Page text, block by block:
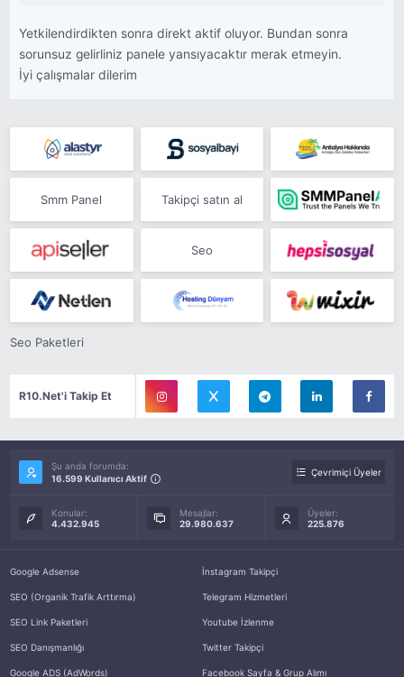
Yetkilendirdikten sonra direkt aktif oluyor. Bundan sonra
sorunsuz gelirliniz panele yansıyacaktır merak etmeyin.
İyi çalışmalar dilerim
Smm Panel Takipçi satın al
Seo
Seo Paketleri
R10.Net'i Takip Et
Şu anda forumda:
16.599 Kullanıcı Aktif
Çevrimiçi Üyeler
Konular:
4.432.945
Mesajlar:
29.980.637
Üyeler:
225.876
Google Adsense
SEO (Organik Trafik Arttırma)
SEO Link Paketleri
SEO Danışmanlığı
Google ADS (AdWords)
İnstagram Takipçi
Telegram Hizmetleri
Youtube İzlenme
Twitter Takipçi
Facebook Sayfa & Grup Alımı